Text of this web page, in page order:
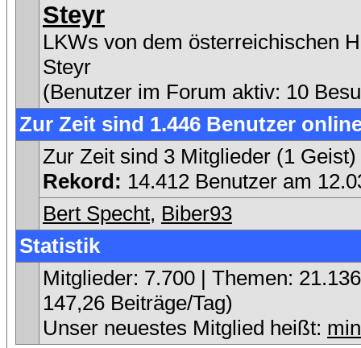
Steyr
LKWs von dem österreichischen
Steyr
(Benutzer im Forum aktiv: 10
Zur Zeit sind 1.446 Benutzer
Zur Zeit sind 3 Mitglieder (1
Rekord: 14.412 Benutzer am
Bert Specht, Biber93
Statistik
Mitglieder: 7.700 | Themen:
147,26 Beiträge/Tag)
Unser neuestes Mitglied heißt: